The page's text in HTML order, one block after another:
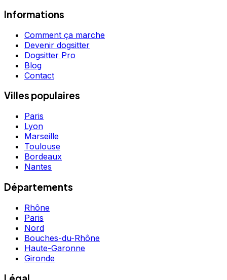
Informations
Comment ça marche
Devenir dogsitter
Dogsitter Pro
Blog
Contact
Villes populaires
Paris
Lyon
Marseille
Toulouse
Bordeaux
Nantes
Départements
Rhône
Paris
Nord
Bouches-du-Rhône
Haute-Garonne
Gironde